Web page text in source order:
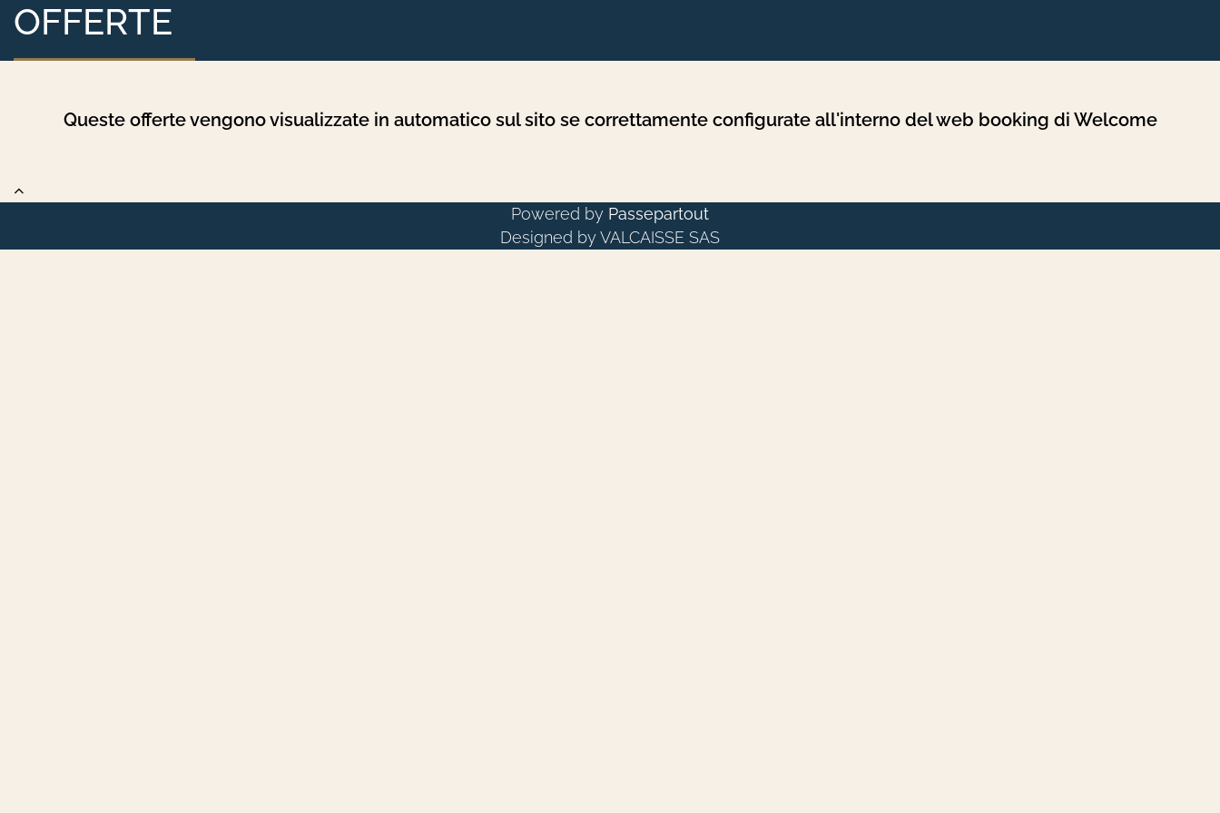
OFFERTE
Queste offerte vengono visualizzate in automatico sul sito se correttamente configurate all'interno del web booking di Welcome
Powered by Passepartout
Designed by VALCAISSE SAS